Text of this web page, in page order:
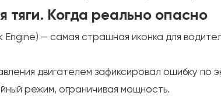
тяги. Когда реально опасно
Engine) — самая страшная иконка для
двигателем зафиксировал ошибку по
режим, ограничивая мощность.